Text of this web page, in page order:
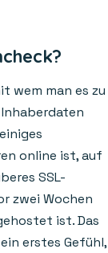
wem man es zu
online ist, auf
SSL-
zwei Wochen
ist. Das
erstes Gefühl,